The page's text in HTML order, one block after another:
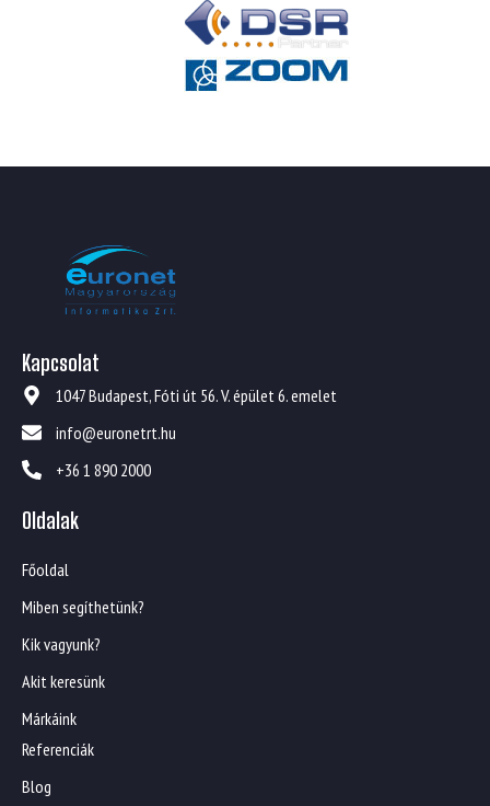
Kapcsolat
1047 Budapest, Fóti út 56. V. épület 6. emelet
info@euronetrt.hu
+36 1 890 2000
Oldalak
Főoldal
Miben segíthetünk?
Kik vagyunk?
Akit keresünk
Márkáink
Referenciák
Blog